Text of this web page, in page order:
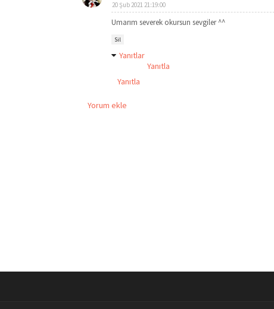
20 Şub 2021 21:19:00
Umarım severek okursun sevgiler ^^
Sil
Yanıtlar
Yanıtla
Yanıtla
Yorum ekle